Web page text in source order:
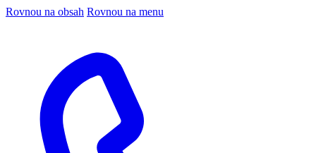
Rovnou na obsah Rovnou na menu